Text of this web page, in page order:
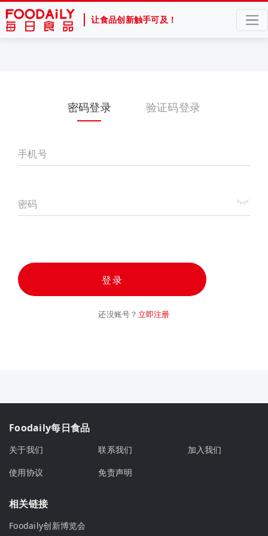
让食品创新触手可及！
密码登录 验证码登录
手机号
密码
登录
还没账号？ 立即注册
Foodaily每日食品
关于我们 联系我们
加入我们
使用协议
免责声明
相关链接
Foodaily创新博览会